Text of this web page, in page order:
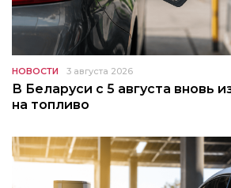
НОВОСТИ 3 августа 2026
В Беларуси с 5 августа вновь
на топливо